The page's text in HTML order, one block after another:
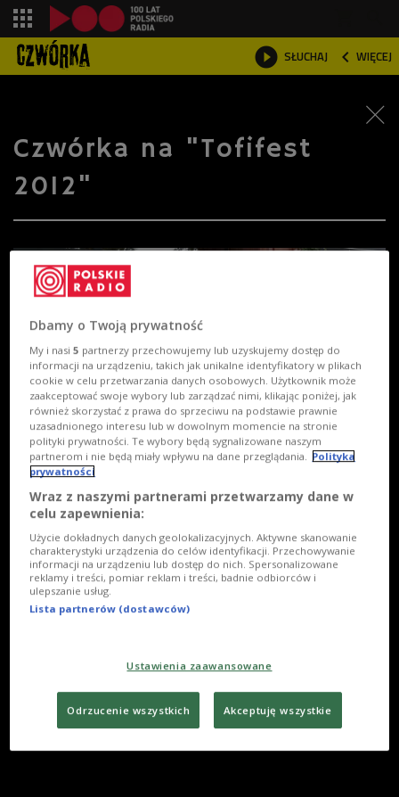
 SŁUCHAJ  WIĘCEJ

Czwórka na "Tofifest
2012"
Dbamy o Twoją prywatność
My i nasi5 partnerzy przechowujemy lub uzyskujemy dostęp do
informacji na urządzeniu, takich jak unikalne identyfikatory w plikach
cookie w celu przetwarzania danych osobowych. Użytkownik może
zaakceptować swoje wybory lub zarządzać nimi, klikając poniżej, jak
również skorzystać z prawa do sprzeciwu na podstawie prawnie
uzasadnionego interesu lub w dowolnym momencie na stronie
polityki prywatności. Te wybory będą sygnalizowane naszym
partnerom i nie będą miały wpływu na dane przeglądania. Polityka
prywatności
Wraz z naszymi partnerami przetwarzamy dane w
celu zapewnienia:
Użycie dokładnych danych geolokalizacyjnych. Aktywne skanowanie
charakterystyki urządzenia do celów identyfikacji. Przechowywanie
informacji na urządzeniu lub dostęp do nich. Spersonalizowane
reklamy i treści, pomiar reklam i treści, badnie odbiorców i
ulepszanie usług.
Lista partnerów (dostawców)
Ustawienia zaawansowane
Odrzucenie wszystkich Akceptuję wszystkie